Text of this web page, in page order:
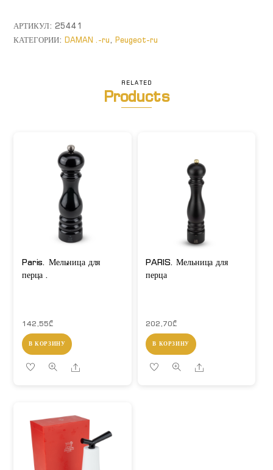
Mельница
для
АРТИКУЛ:25441
КАТЕГОРИИ:DAMAN .-ru,Peugeot-ru
RELATED
Products
Paris. Мельница для
перца .
142,55₾
В КОРЗИНУ
Share
PARIS. Мельница для
перца
202,70₾
В КОРЗИНУ
Share